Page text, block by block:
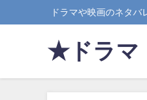
ドラマや映画のネタバ
★ドラマ